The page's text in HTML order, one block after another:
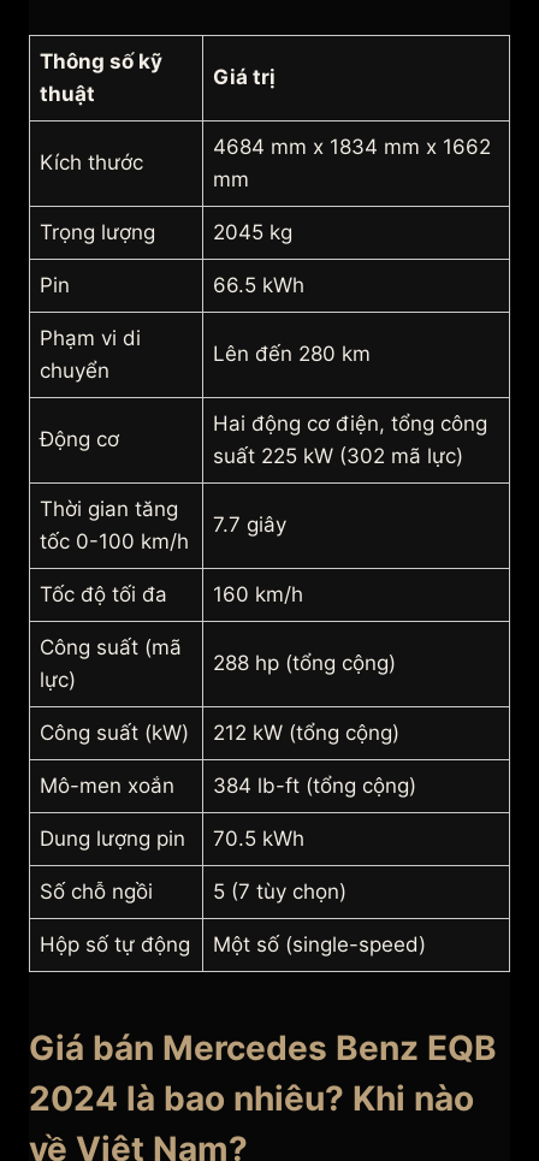
Thông số kỹ
thuật
Giá trị
Kích thước
4684 mm x 1834 mm x 1662
mm
Trọng lượng 2045 kg
Pin 66.5 kWh
Phạm vi di
chuyển
Lên đến 280 km
Động cơ
Hai động cơ điện, tổng công
suất 225 kW (302 mã lực)
Thời gian tăng
tốc 0-100 km/h
7.7 giây
Tốc độ tối đa 160 km/h
Công suất (mã
lực)
288 hp (tổng cộng)
Công suất (kW) 212 kW (tổng cộng)
Mô-men xoắn 384 lb-ft (tổng cộng)
Dung lượng pin 70.5 kWh
Số chỗ ngồi 5 (7 tùy chọn)
Hộp số tự động Một số (single-speed)
Giá bán Mercedes Benz EQB
2024 là bao nhiêu? Khi nào
về Việt Nam?